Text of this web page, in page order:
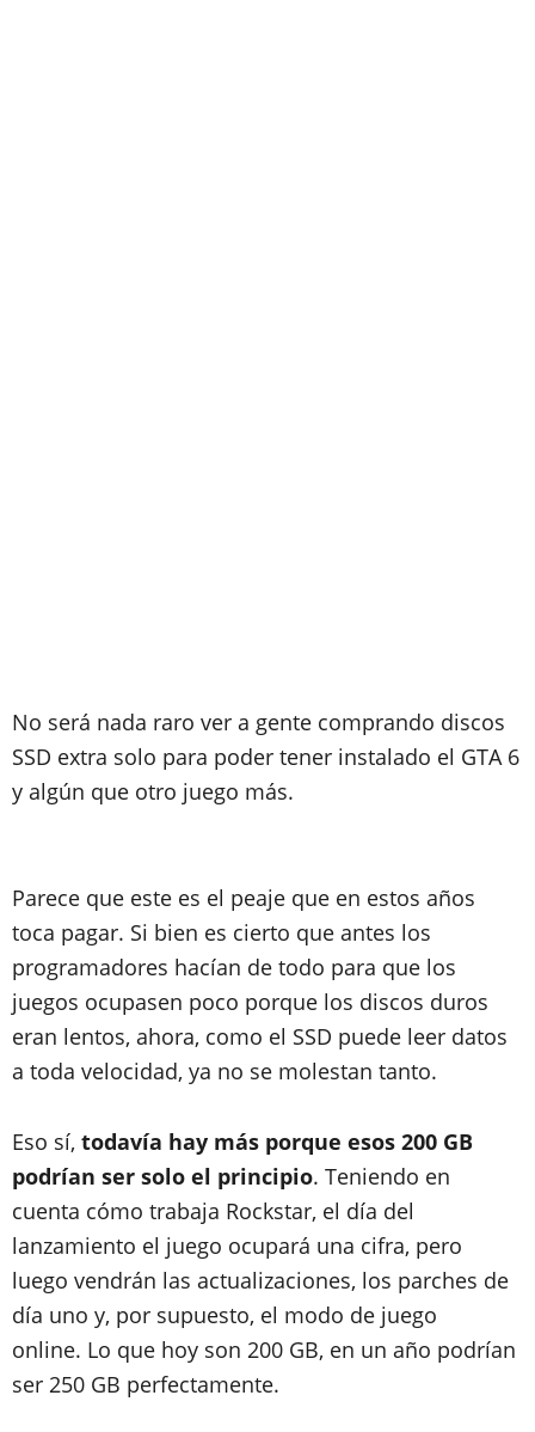
No será nada raro ver a gente comprando discos
SSD extra solo para poder tener instalado el GTA 6
y algún que otro juego más.
Parece que este es el peaje que en estos años
toca pagar. Si bien es cierto que antes los
programadores hacían de todo para que los
juegos ocupasen poco porque los discos duros
eran lentos, ahora, como el SSD puede leer datos
a toda velocidad, ya no se molestan tanto.
Eso sí, todavía hay más porque esos 200 GB
podrían ser solo el principio. Teniendo en
cuenta cómo trabaja Rockstar, el día del
lanzamiento el juego ocupará una cifra, pero
luego vendrán las actualizaciones, los parches de
día uno y, por supuesto, el modo de juego
online. Lo que hoy son 200 GB, en un año podrían
ser 250 GB perfectamente.